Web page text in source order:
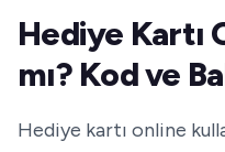
Hediye Kartı
mı? Kod ve
Hediye kartı online